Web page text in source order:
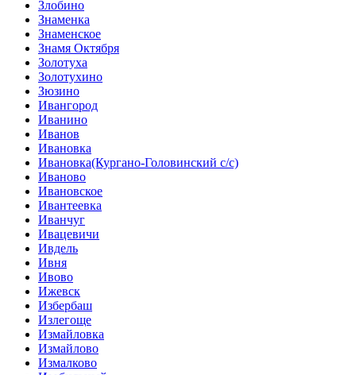
Злобино
Знаменка
Знаменское
Знамя Октября
Золотуха
Золотухино
Зюзино
Ивангород
Иванино
Иванов
Ивановка
Ивановка(Кургано-Головинский с/с)
Иваново
Ивановское
Ивантеевка
Иванчуг
Ивацевичи
Ивдель
Ивня
Ивово
Ижевск
Избербаш
Излегоще
Измайловка
Измайлово
Измалково